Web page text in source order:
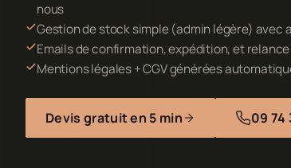
nous
Gestion de stock simple (admin légère) avec
Emails de confirmation, expédition, et
Mentions légales + CGV générées
Devis gratuit en 5 min 09 74